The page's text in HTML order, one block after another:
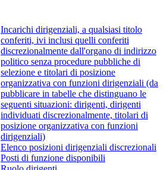
Incarichi dirigenziali, a qualsiasi titolo
conferiti, ivi inclusi quelli conferiti
discrezionalmente dall'organo di indirizzo
politico senza procedure pubbliche di
selezione e titolari di posizione
organizzativa con funzioni dirigenziali (da
pubblicare in tabelle che distinguano le
seguenti situazioni: dirigenti, dirigenti
individuati discrezionalmente, titolari di
posizione organizzativa con funzioni
dirigenziali)
Elenco posizioni dirigenziali discrezionali
Posti di funzione disponibili